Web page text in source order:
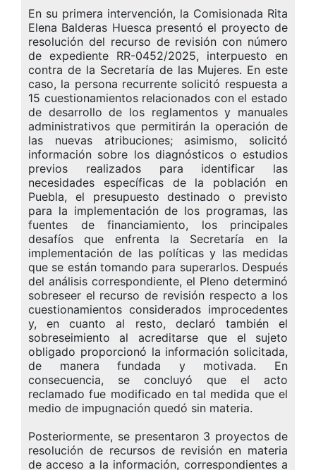
En su primera intervención, la Comisionada Rita
Elena Balderas Huesca presentó el proyecto de
resolución del recurso de revisión con número
de expediente RR-0452/2025, interpuesto en
contra de la Secretaría de las Mujeres. En este
caso, la persona recurrente solicitó respuesta a
15 cuestionamientos relacionados con el estado
de desarrollo de los reglamentos y manuales
administrativos que permitirán la operación de
las nuevas atribuciones; asimismo, solicitó
información sobre los diagnósticos o estudios
previos realizados para identificar las
necesidades específicas de la población en
Puebla, el presupuesto destinado o previsto
para la implementación de los programas, las
fuentes de financiamiento, los principales
desafíos que enfrenta la Secretaría en la
implementación de las políticas y las medidas
que se están tomando para superarlos. Después
del análisis correspondiente, el Pleno determinó
sobreseer el recurso de revisión respecto a los
cuestionamientos considerados improcedentes
y, en cuanto al resto, declaró también el
sobreseimiento al acreditarse que el sujeto
obligado proporcionó la información solicitada,
de manera fundada y motivada. En
consecuencia, se concluyó que el acto
reclamado fue modificado en tal medida que el
medio de impugnación quedó sin materia.
Posteriormente, se presentaron 3 proyectos de
resolución de recursos de revisión en materia
de acceso a la información, correspondientes a